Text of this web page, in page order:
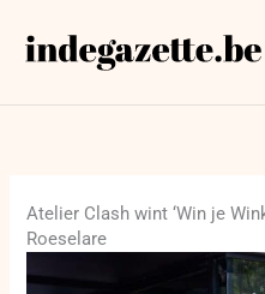
naar
Atelier Clash wint ‘Win je
Roeselare